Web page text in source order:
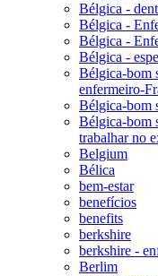
Bélgica -
Bélgica -
Bélgica -
Bélgica -
Bélgica-bom
enfermeiro-
Bélgica-bom
Bélgica-bom
trabalhar no
Belgium
Bélica
bem-estar
benefícios
benefits
berkshire
berkshire -
Berlim